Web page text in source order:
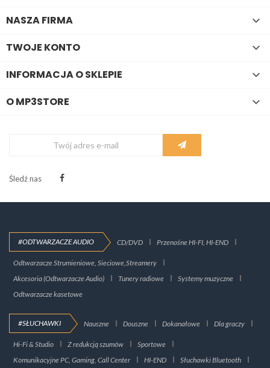
NASZA FIRMA 
TWOJE KONTO 
INFORMACJA O SKLEPIE 
O MP3STORE 
Śledź nas
#ODTWARZACZE AUDIO CD/DVD Przenośne HI-FI, HI-END
Odtwarzacze Strumieniowe, Sieciowe,Streamery
Akcesoria (Odtwarzacze Audio)
Tunery radiowe
Systemy muzyczne
Odtwarzacze kasetowe
#SŁUCHAWKI Nauszne Douszne Dokanałowe Dla graczy
Hi-Fi & Studio Z redukcją szumów
Sportowe
Komunikacyjne PC, Gaming, Call Center
HI-END
Słuchawki Bluetooth